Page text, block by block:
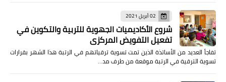
02 أبريل 2021
شروع الأكاديميات الجهوية للتربية والتكوين في
تفعيل التفويض المركزي
تفاجأ العديد من الأساتذة الذين تمت تسوية ترقياتهم في الرتبة هذا الشهر بقرارات
تسوية الترقية في الرتبة موقعة من طرف مد…